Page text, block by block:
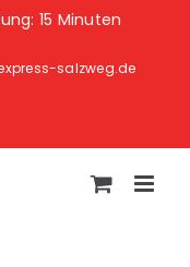
15 Minuten
salzweg.de